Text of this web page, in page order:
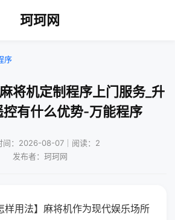
珂珂网
序
将机定制程序上门服务_升
有什么优势-万能程序
间：2026-08-07｜阅读：2
发布者：珂珂网
样用法】麻将机作为现代娱乐场所